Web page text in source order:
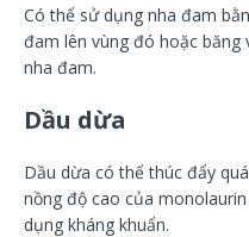
Có thể sử dụng nha đam
đam lên vùng đó hoặc
nha đam.
Dầu dừa
Dầu dừa có thể thúc đẩy
nồng độ cao của
dụng kháng khuẩn.